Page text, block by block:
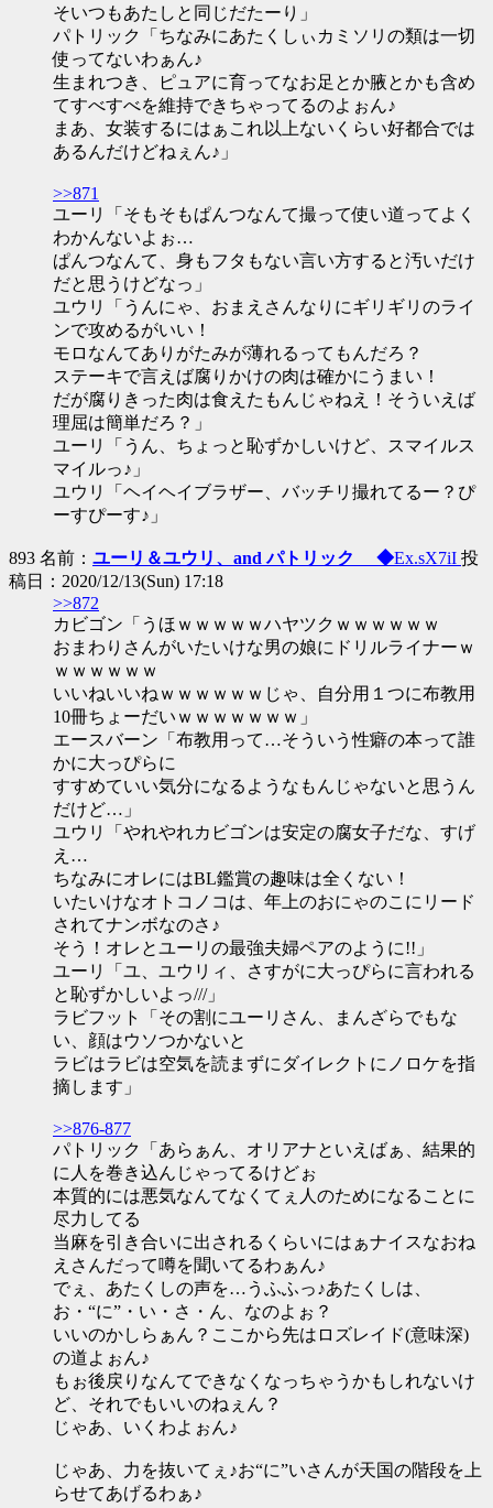
そいつもあたしと同じだたーり」
パトリック「ちなみにあたくしぃカミソリの類は一切
使ってないわぁん♪
生まれつき、ピュアに育ってなお足とか腋とかも含め
てすべすべを維持できちゃってるのよぉん♪
まあ、女装するにはぁこれ以上ないくらい好都合では
あるんだけどねぇん♪」
>>871
ユーリ「そもそもぱんつなんて撮って使い道ってよく
わかんないよぉ…
ぱんつなんて、身もフタもない言い方すると汚いだけ
だと思うけどなっ」
ユウリ「うんにゃ、おまえさんなりにギリギリのライ
ンで攻めるがいい！
モロなんてありがたみが薄れるってもんだろ？
ステーキで言えば腐りかけの肉は確かにうまい！
だが腐りきった肉は食えたもんじゃねえ！そういえば
理屈は簡単だろ？」
ユーリ「うん、ちょっと恥ずかしいけど、スマイルス
マイルっ♪」
ユウリ「ヘイヘイブラザー、バッチリ撮れてるー？ぴ
ーすぴーす♪」
893 名前： ユーリ＆ユウリ、and パトリック ◆Ex.sX7iI 投
稿日：2020/12/13(Sun) 17:18
>>872
カビゴン「うほｗｗｗｗｗハヤツクｗｗｗｗｗｗ
おまわりさんがいたいけな男の娘にドリルライナーｗ
ｗｗｗｗｗｗ
いいねいいねｗｗｗｗｗｗじゃ、自分用１つに布教用
10冊ちょーだいｗｗｗｗｗｗｗ」
エースバーン「布教用って…そういう性癖の本って誰
かに大っぴらに
すすめていい気分になるようなもんじゃないと思うん
だけど…」
ユウリ「やれやれカビゴンは安定の腐女子だな、すげ
え…
ちなみにオレにはBL鑑賞の趣味は全くない！
いたいけなオトコノコは、年上のおにゃのこにリード
されてナンボなのさ♪
そう！オレとユーリの最強夫婦ペアのように!!」
ユーリ「ユ、ユウリィ、さすがに大っぴらに言われる
と恥ずかしいよっ///」
ラビフット「その割にユーリさん、まんざらでもな
い、顔はウソつかないと
ラビはラビは空気を読まずにダイレクトにノロケを指
摘します」
>>876-877
パトリック「あらぁん、オリアナといえばぁ、結果的
に人を巻き込んじゃってるけどぉ
本質的には悪気なんてなくてぇ人のためになることに
尽力してる
当麻を引き合いに出されるくらいにはぁナイスなおね
えさんだって噂を聞いてるわぁん♪
でぇ、あたくしの声を…うふふっ♪あたくしは、
お・“に”・い・さ・ん、なのよぉ？
いいのかしらぁん？ここから先はロズレイド(意味深)
の道よぉん♪
もぉ後戻りなんてできなくなっちゃうかもしれないけ
ど、それでもいいのねぇん？
じゃあ、いくわよぉん♪
じゃあ、力を抜いてぇ♪お“に”いさんが天国の階段を上
らせてあげるわぁ♪